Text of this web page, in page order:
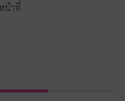
น้าที่